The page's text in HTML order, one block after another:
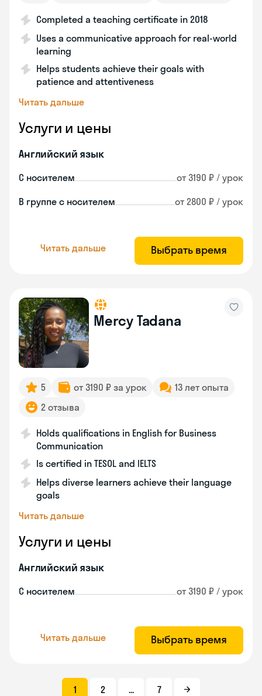
Completed a teaching certificate in 2018
Uses a communicative approach for real-world
learning
Helps students achieve their goals with
patience and attentiveness
Читать дальше
Услуги и цены
Английский язык
С носителем от 3190 ₽ / урок
В группе с носителем от 2800 ₽ / урок
Читать дальше Выбрать время
Mercy Tadana
5 от 3190 ₽ за урок
13 лет опыта
2 отзыва
Holds qualifications in English for Business
Communication
Is certified in TESOL and IELTS
Helps diverse learners achieve their language
goals
Читать дальше
Услуги и цены
Английский язык
С носителем от 3190 ₽ / урок
Читать дальше Выбрать время
1 2 ... 7